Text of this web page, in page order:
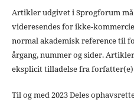
Artikler udgivet i Sprogforum
videresendes for ikke-
normal akademisk reference til
årgang, nummer og sider.
eksplicit tilladelse fra
Til og med 2023 Deles